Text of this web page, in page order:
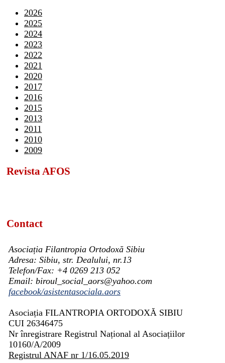
2026
2025
2024
2023
2022
2021
2020
2017
2016
2015
2013
2011
2010
2009
Revista AFOS
Contact
Asociația Filantropia Ortodoxă Sibiu
Adresa: Sibiu, str. Dealului, nr.13
Telefon/Fax: +4 0269 213 052
Email: biroul_social_aors@yahoo.com
facebook/asistentasociala.aors
Asociația FILANTROPIA ORTODOXĂ SIBIU
CUI 26346475
Nr înregistrare Registrul Național al Asociațiilor
10160/A/2009
Registrul ANAF nr 1/16.05.2019